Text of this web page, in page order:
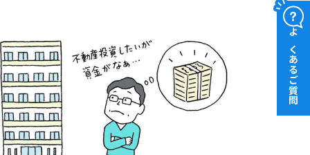
よくあるご質問